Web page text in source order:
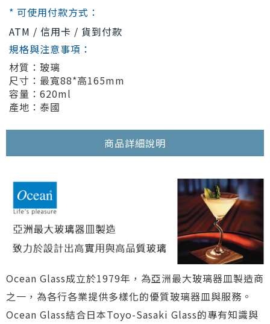
* 可使用付款方式：
ATM / 信用卡 / 貨到付款
規格與注意事項：
材質：玻璃
尺寸：最寬88*高165mm
容量：620ml
產地：泰國
商品詳細說明
Ocean Glass成立於1979年，為亞洲最大玻璃器皿製造商
之一，為各行各業提供多樣化的優質玻璃器皿與服務。
Ocean Glass結合日本Toyo-Sasaki Glass的專有知識與